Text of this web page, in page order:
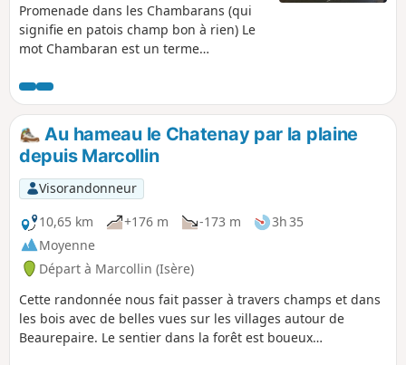
Promenade dans les Chambarans (qui
signifie en patois champ bon à rien) Le
mot Chambaran est un terme
vaste étendue de terrain inculte, dont la
surface ne présentait que des bois,
landes et bruyères. Sainte Beaudille.
Marnans et son Eglise. Plateau des
Chambarans, Roybon. Retour par les
bois de St Siméon.
Au hameau le Chatenay par la plaine
depuis Marcollin
Visorandonneur
10,65 km
+176 m -173 m
3h 35
Moyenne
Départ à Marcollin (Isère)
Cette randonnée nous fait passer à travers champs et dans
les bois avec de belles vues sur les villages autour de
Beaurepaire. Le sentier dans la forêt est boueux